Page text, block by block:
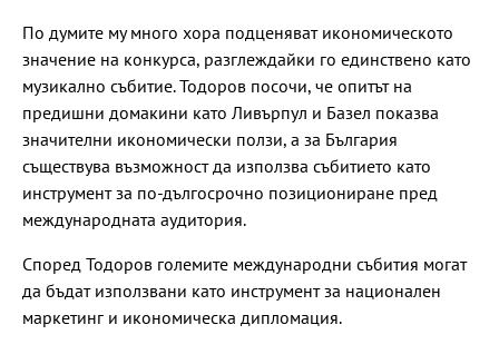
По думите му много хора подценяват икономическото
значение на конкурса, разглеждайки го единствено като
музикално събитие. Тодоров посочи, че опитът на
предишни домакини като Ливърпул и Базел показва
значителни икономически ползи, а за България
съществува възможност да използва събитието като
инструмент за по-дългосрочно позициониране пред
международната аудитория.
Според Тодоров големите международни събития могат
да бъдат използвани като инструмент за национален
маркетинг и икономическа дипломация.